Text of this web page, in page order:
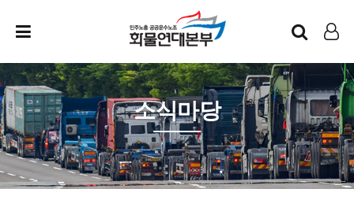
인트라넷
LOG IN
소식마당